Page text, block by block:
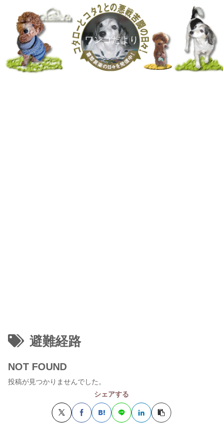
ワンコだより
避難経路
NOT FOUND
投稿が見つかりませんでした。
シェアする